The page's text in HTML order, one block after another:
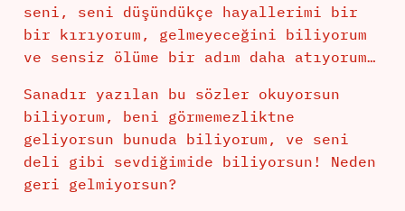
seni, seni düşündükçe hayallerimi bir
bir kırıyorum, gelmeyeceğini biliyorum
ve sensiz ölüme bir adım daha atıyorum…
Sanadır yazılan bu sözler okuyorsun
biliyorum, beni görmemezliktne
geliyorsun bunuda biliyorum, ve seni
deli gibi sevdiğimide biliyorsun! Neden
geri gelmiyorsun?